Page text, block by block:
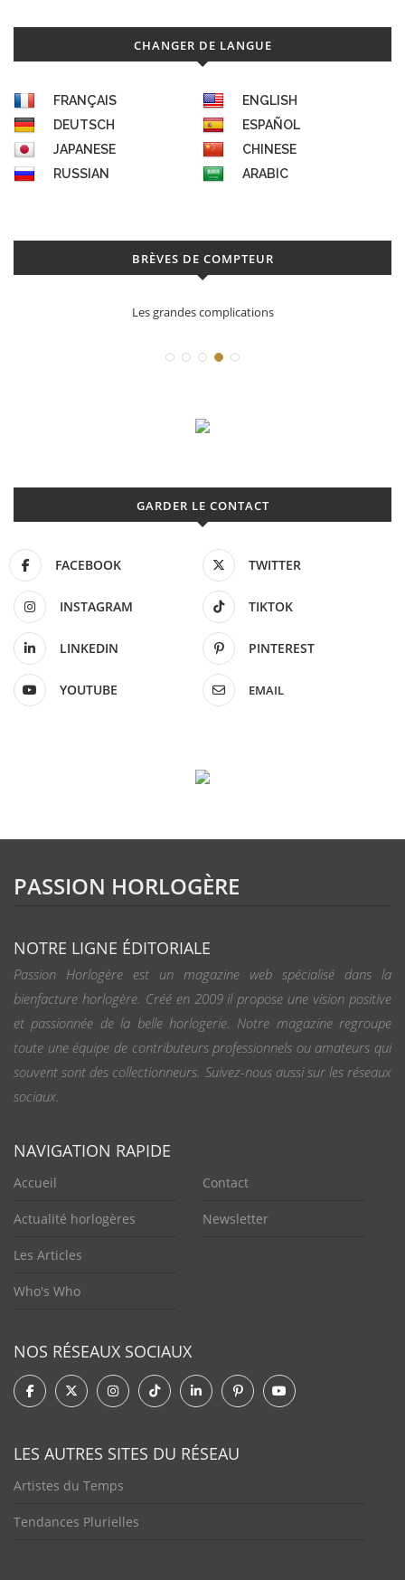
CHANGER DE LANGUE
FRANÇAIS
ENGLISH
DEUTSCH
ESPAÑOL
JAPANESE
CHINESE
RUSSIAN
ARABIC
BRÈVES DE COMPTEUR
Les grandes complications
GARDER LE CONTACT
FACEBOOK TWITTER
INSTAGRAM TIKTOK
LINKEDIN PINTEREST
YOUTUBE EMAIL
PASSION HORLOGÈRE
NOTRE LIGNE ÉDITORIALE
Passion Horlogère est un magazine web spécialisé dans la
bienfacture horlogère. Créé en 2009 il propose une vision positive
et passionnée de la belle horlogerie. Notre magazine regroupe
toute une équipe de contributeurs professionnels ou amateurs qui
souvent sont des collectionneurs. Suivez-nous aussi sur les réseaux
sociaux.
NAVIGATION RAPIDE
Accueil
Actualité horlogères
Les Articles
Who's Who
Contact
Newsletter
NOS RÉSEAUX SOCIAUX
LES AUTRES SITES DU RÉSEAU
Artistes du Temps
Tendances Plurielles